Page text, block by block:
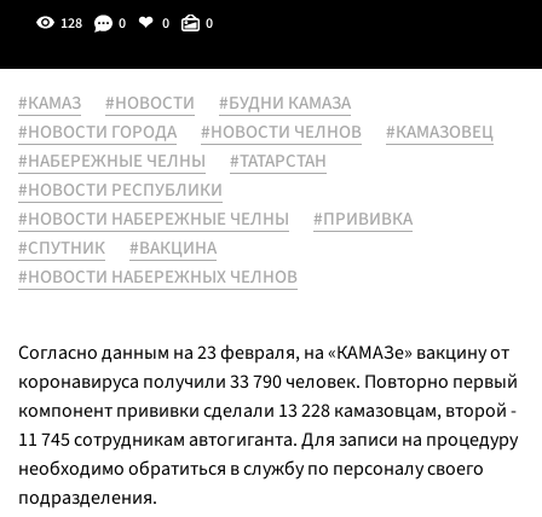
128 0 0 0
#КАМАЗ #НОВОСТИ
#БУДНИ КАМАЗА
#НОВОСТИ ГОРОДА
#НОВОСТИ ЧЕЛНОВ
#КАМАЗОВЕЦ
#НАБЕРЕЖНЫЕ ЧЕЛНЫ
#ТАТАРСТАН
#НОВОСТИ РЕСПУБЛИКИ
#НОВОСТИ НАБЕРЕЖНЫЕ ЧЕЛНЫ
#ПРИВИВКА
#СПУТНИК
#ВАКЦИНА
#НОВОСТИ НАБЕРЕЖНЫХ ЧЕЛНОВ
Согласно данным на 23 февраля, на «КАМАЗе» вакцину от
коронавируса получили 33 790 человек. Повторно первый
компонент прививки сделали 13 228 камазовцам, второй -
11 745 сотрудникам автогиганта. Для записи на процедуру
необходимо обратиться в службу по персоналу своего
подразделения.